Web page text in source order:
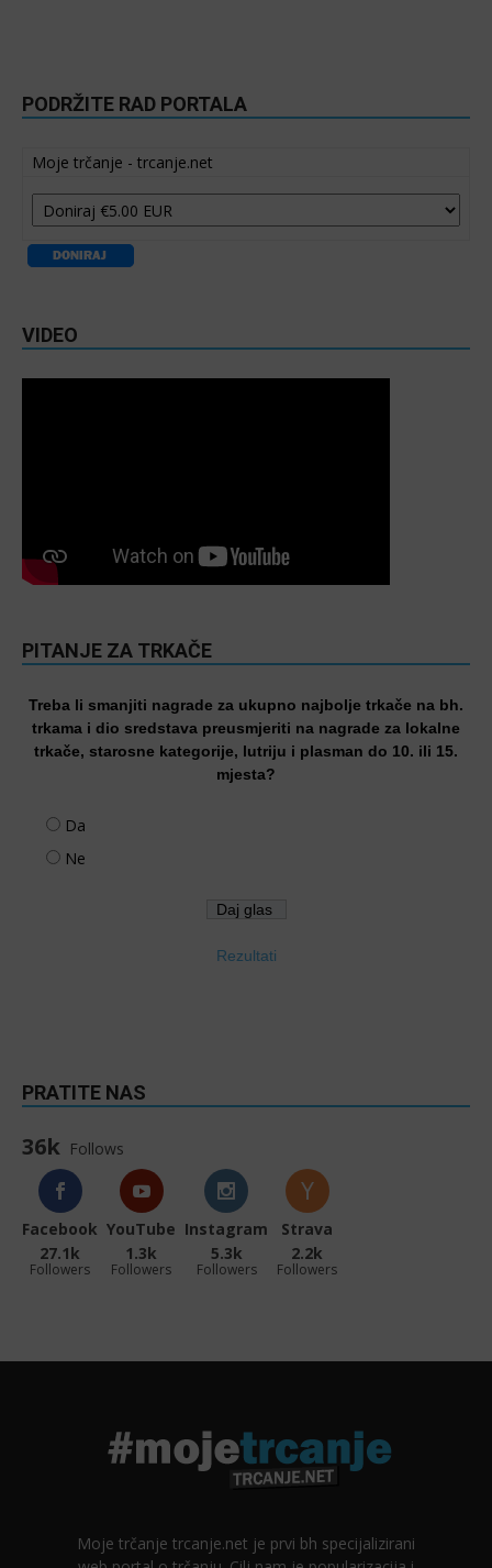
PODRŽITE RAD PORTALA
Moje trčanje - trcanje.net
VIDEO
PITANJE ZA TRKAČE
Treba li smanjiti nagrade za ukupno najbolje trkače na bh.
trkama i dio sredstava preusmjeriti na nagrade za lokalne
trkače, starosne kategorije, lutriju i plasman do 10. ili 15.
mjesta?
Da
Ne
Rezultati
PRATITE NAS
36k Follows
Facebook
27.1k
Followers
YouTube
1.3k
Followers
Instagram
5.3k
Followers
Strava
2.2k
Followers
Moje trčanje trcanje.net je prvi bh specijalizirani